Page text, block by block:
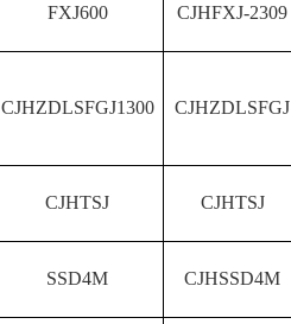
FXJ600 CJHFXJ-2309
CJHZDLSFGJ1300 CJHZDLSFGJ
CJHTSJ CJHTSJ
SSD4M CJHSSD4M